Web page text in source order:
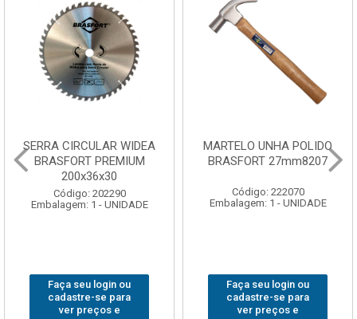
SERRA CIRCULAR WIDEA
BRASFORT PREMIUM
200x36x30
Código: 202290
Embalagem: 1 - UNIDADE
Faça seu login ou
cadastre-se para
ver preços e
MARTELO UNHA POLIDO
BRASFORT 27mm8207
Código: 222070
Embalagem: 1 - UNIDADE
Faça seu login ou
cadastre-se para
ver preços e